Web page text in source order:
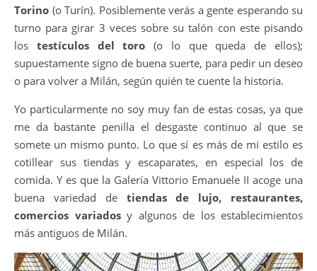
Torino (o Turín). Posiblemente verás a gente esperando su
turno para girar 3 veces sobre su talón con este pisando
los testículos del toro (o lo que queda de ellos);
supuestamente signo de buena suerte, para pedir un deseo
o para volver a Milán, según quién te cuente la historia.
Yo particularmente no soy muy fan de estas cosas, ya que
me da bastante penilla el desgaste continuo al que se
somete un mismo punto. Lo que sí es más de mi estilo es
cotillear sus tiendas y escaparates, en especial los de
comida. Y es que la Galería Vittorio Emanuele II acoge una
buena variedad de tiendas de lujo, restaurantes,
comercios variadosy algunos de los establecimientos
más antiguos de Milán.